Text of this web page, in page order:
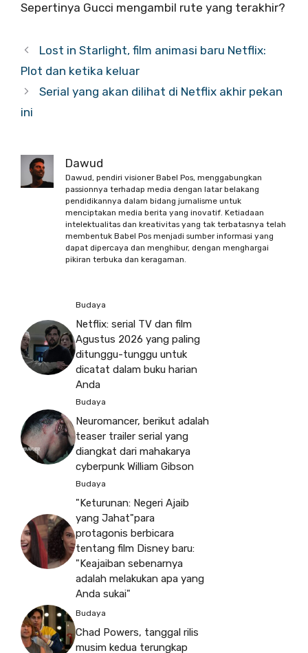
Sepertinya Gucci mengambil rute yang terakhir?
Lost in Starlight, film animasi baru Netflix:
Plot dan ketika keluar
Serial yang akan dilihat di Netflix akhir pekan
ini
Dawud
Dawud, pendiri visioner Babel Pos, menggabungkan
passionnya terhadap media dengan latar belakang
pendidikannya dalam bidang jurnalisme untuk
menciptakan media berita yang inovatif. Ketiadaan
intelektualitas dan kreativitas yang tak terbatasnya telah
membentuk Babel Pos menjadi sumber informasi yang
dapat dipercaya dan menghibur, dengan menghargai
pikiran terbuka dan keragaman.
Budaya
Netflix: serial TV dan film
Agustus 2026 yang paling
ditunggu-tunggu untuk
dicatat dalam buku harian
Anda
Budaya
Neuromancer, berikut adalah
teaser trailer serial yang
diangkat dari mahakarya
cyberpunk William Gibson
Budaya
"Keturunan: Negeri Ajaib
yang Jahat"para
protagonis berbicara
tentang film Disney baru:
"Keajaiban sebenarnya
adalah melakukan apa yang
Anda sukai"
Budaya
Chad Powers, tanggal rilis
musim kedua terungkap